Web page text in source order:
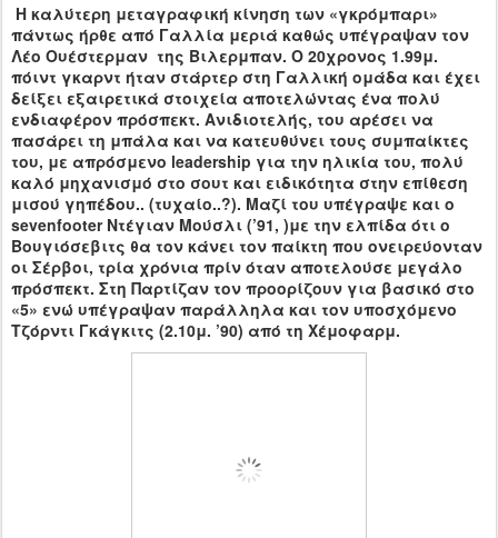
Η καλύτερη μεταγραφική κίνηση των «γκρόμπαρι»
πάντως ήρθε από Γαλλία μεριά καθώς υπέγραψαν τον
Λέο Ουέστερμαν της Βιλερμπαν. Ο 20χρονος 1.99μ.
πόιντ γκαρντ ήταν στάρτερ στη Γαλλική ομάδα και έχει
δείξει εξαιρετικά στοιχεία αποτελώντας ένα πολύ
ενδιαφέρον πρόσπεκτ. Ανιδιοτελής, του αρέσει να
πασάρει τη μπάλα και να κατευθύνει τους συμπαίκτες
του, με απρόσμενο leadership για την ηλικία του, πολύ
καλό μηχανισμό στο σουτ και ειδικότητα στην επίθεση
μισού γηπέδου.. (τυχαίο..?). Μαζί του υπέγραψε και ο
sevenfooter Ντέγιαν Μούσλι (’91, )με την ελπίδα ότι ο
Βουγιόσεβιτς θα τον κάνει τον παίκτη που ονειρεύονταν
οι Σέρβοι, τρία χρόνια πρίν όταν αποτελούσε μεγάλο
πρόσπεκτ. Στη Παρτίζαν τον προορίζουν για βασικό στο
«5» ενώ υπέγραψαν παράλληλα και τον υποσχόμενο
Τζόρντι Γκάγκιτς (2.10μ. ’90) από τη Χέμοφαρμ.